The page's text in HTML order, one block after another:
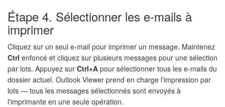
Étape 4. Sélectionner les e-mails à
imprimer
Cliquez sur un seul e-mail pour imprimer un message. Maintenez
Ctrl enfoncé et cliquez sur plusieurs messages pour une sélection
par lots. Appuyez sur Ctrl+A pour sélectionner tous les e-mails du
dossier actuel. Outlook Viewer prend en charge l'impression par
lots — tous les messages sélectionnés sont envoyés à
l'imprimante en une seule opération.